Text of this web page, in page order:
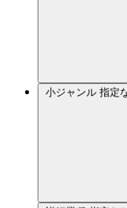
小ジャンル 指定